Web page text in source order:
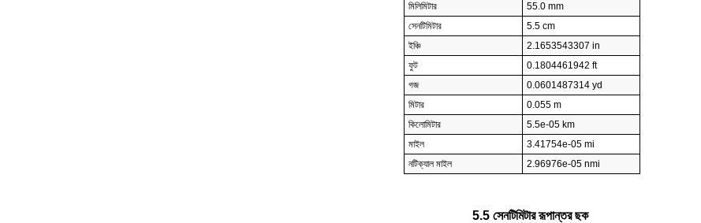
মিলিমিটার
55.0 mm
সেনটিমিটার
5.5 cm
ইঞ্চি
2.1653543307 in
ফুট
0.1804461942 ft
গজ
0.0601487314 yd
মিটার
0.055 m
কিলোমিটার
5.5e-05 km
মাইল
3.41754e-05 mi
নটিক্যাল মাইল
2.96976e-05 nmi
5.5 সেনটিমিটার রূপান্তর ছক